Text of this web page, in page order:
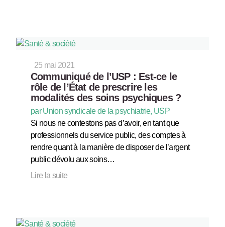
25 mai 2021
Communiqué de l’USP : Est-ce le
rôle de l’État de prescrire les
modalités des soins psychiques ?
par Union syndicale de la psychiatrie, USP
Si nous ne contestons pas d’avoir, en tant que
professionnels du service public, des comptes à
rendre quant à la manière de disposer de l’argent
public dévolu aux soins…
Lire la suite